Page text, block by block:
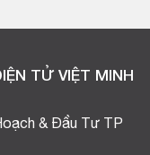
TỬ VIỆT MINH
& Đầu Tư TP